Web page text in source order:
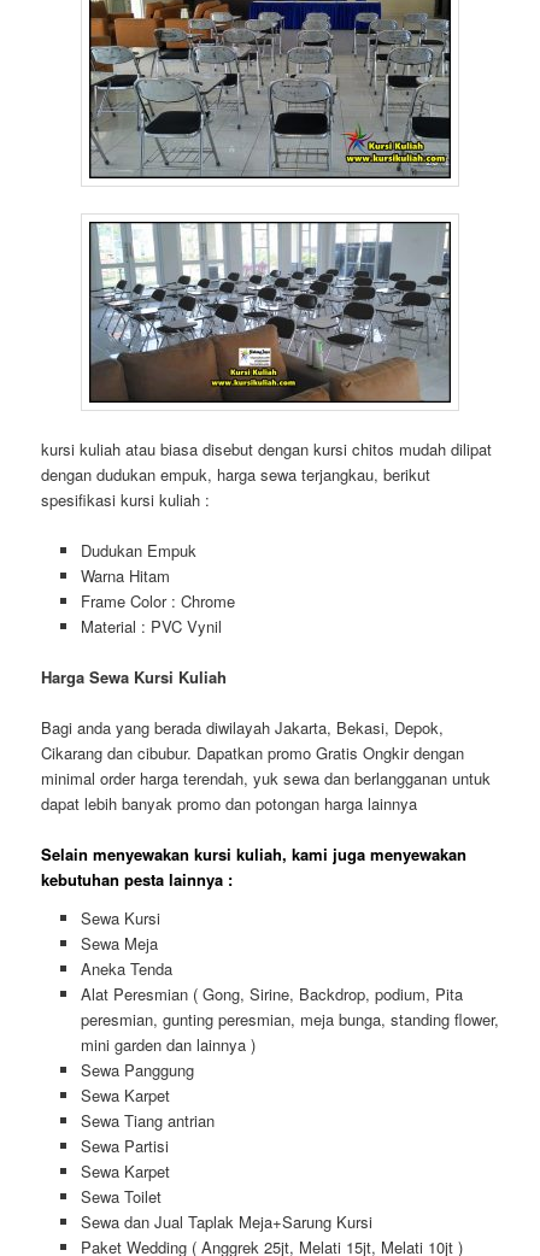
kursi kuliah atau biasa disebut dengan kursi chitos mudah dilipat
dengan dudukan empuk, harga sewa terjangkau, berikut
spesifikasi kursi kuliah :
Dudukan Empuk
Warna Hitam
Frame Color : Chrome
Material : PVC Vynil
Harga Sewa Kursi Kuliah
Bagi anda yang berada diwilayah Jakarta, Bekasi, Depok,
Cikarang dan cibubur. Dapatkan promo Gratis Ongkir dengan
minimal order harga terendah, yuk sewa dan berlangganan untuk
dapat lebih banyak promo dan potongan harga lainnya
Selain menyewakan kursi kuliah, kami juga menyewakan
kebutuhan pesta lainnya :
Sewa Kursi
Sewa Meja
Aneka Tenda
Alat Peresmian ( Gong, Sirine, Backdrop, podium, Pita
peresmian, gunting peresmian, meja bunga, standing flower,
mini garden dan lainnya )
Sewa Panggung
Sewa Karpet
Sewa Tiang antrian
Sewa Partisi
Sewa Karpet
Sewa Toilet
Sewa dan Jual Taplak Meja+Sarung Kursi
Paket Wedding ( Anggrek 25jt, Melati 15jt, Melati 10jt )